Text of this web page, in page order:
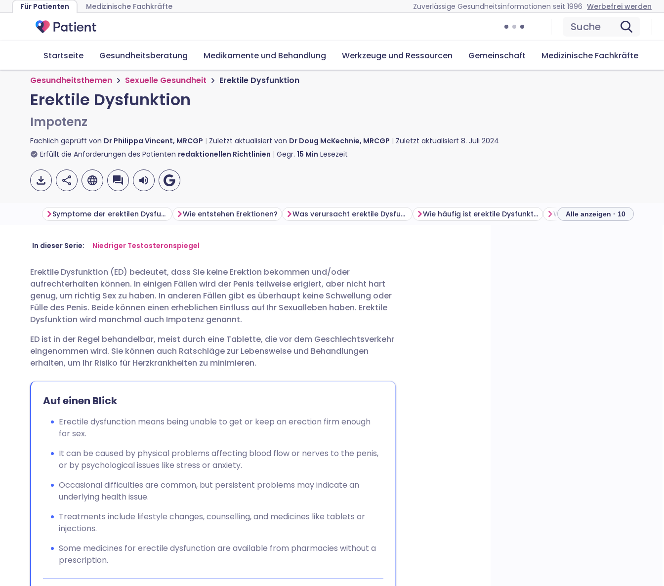
Für Patienten Medizinische Fachkräfte Zuverlässige Gesundheitsinformationen seit 1996 Werbefrei werden
Suche
Startseite Gesundheitsberatung Medikamente und Behandlung Werkzeuge und Ressourcen Gemeinschaft Medizinische Fachkräfte
Gesundheitsthemen Sexuelle Gesundheit Erektile Dysfunktion
Erektile Dysfunktion
Impotenz
Fachlich geprüft von Dr Philippa Vincent, MRCGP Zuletzt aktualisiert von Dr Doug McKechnie, MRCGP Zuletzt aktualisiert 8. Juli 2024
Erfüllt die Anforderungen des Patienten redaktionellen Richtlinien Gegr. 15 Min Lesezeit
Per E-Mail teilen
Teilen über Facebook
Teilen über LinkedIn
Teilen über WhatsApp
🇬🇧 English 🇩🇪 Deutsch
🇪🇸 Español 🇫🇷 Français
🇮🇹 Italiano 🇵🇹 Português
🇸🇦 عربي 🇸🇪 Svenska
Symptome der erektilen Dysfunktion Wie entstehen Erektionen? Was verursacht erektile Dysfunktion? Wie häufig ist erektile Dysfunktion? Alle anzeigen · 10
In dieser Serie: Niedriger Testosteronspiegel
Erektile Dysfunktion (ED) bedeutet, dass Sie keine Erektion bekommen und/oder
aufrechterhalten können. In einigen Fällen wird der Penis teilweise erigiert, aber nicht hart
genug, um richtig Sex zu haben. In anderen Fällen gibt es überhaupt keine Schwellung oder
Fülle des Penis. Beide können einen erheblichen Einfluss auf Ihr Sexualleben haben. Erektile
Dysfunktion wird manchmal auch Impotenz genannt.
ED ist in der Regel behandelbar, meist durch eine Tablette, die vor dem Geschlechtsverkehr
eingenommen wird. Sie können auch Ratschläge zur Lebensweise und Behandlungen
erhalten, um Ihr Risiko für Herzkrankheiten zu minimieren.
Auf einen Blick
Erectile dysfunction means being unable to get or keep an erection firm enough
for sex.
It can be caused by physical problems affecting blood flow or nerves to the penis,
or by psychological issues like stress or anxiety.
Occasional difficulties are common, but persistent problems may indicate an
underlying health issue.
Treatments include lifestyle changes, counselling, and medicines like tablets or
injections.
Some medicines for erectile dysfunction are available from pharmacies without a
prescription.